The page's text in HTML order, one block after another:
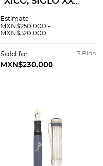
.925 Plata .925,
vermeil de oro
vermeil de oro rosa
de 18K
Estimate
MXN$250,000 -
MXN$320,000
3 Bids
Sold for
MXN$230,000